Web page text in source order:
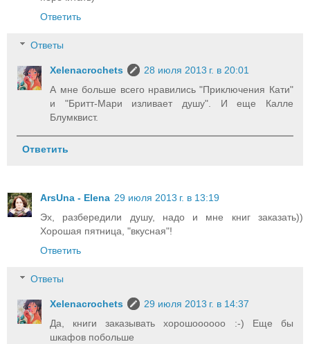
Ответить
Ответы
Xelenacrochets
28 июля 2013 г. в 20:01
А мне больше всего нравились "Приключения Кати"
и "Бритт-Мари изливает душу". И еще Калле
Блумквист.
Ответить
ArsUna - Elena 29 июля 2013 г. в 13:19
Эх, разбередили душу, надо и мне книг заказать))
Хорошая пятница, "вкусная"!
Ответить
Ответы
Xelenacrochets
29 июля 2013 г. в 14:37
Да, книги заказывать хорошоооооо :-) Еще бы
шкафов побольше